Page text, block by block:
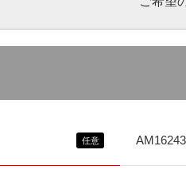
AM16243